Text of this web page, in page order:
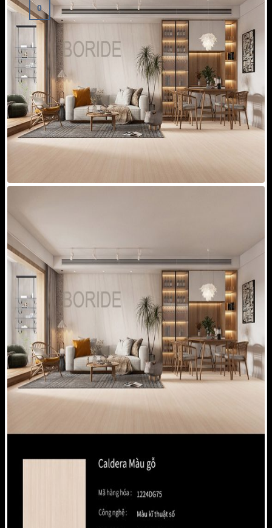
0
Giỏ hàng
Chưa có sản phẩm trong giỏ hàng.